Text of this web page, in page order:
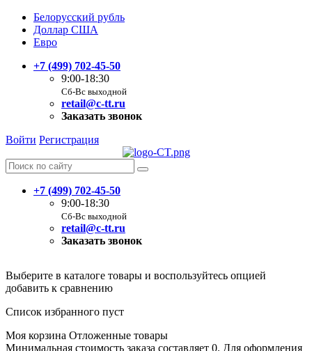
Белорусский рубль
Доллар США
Евро
+7 (499) 702-45-50
9:00-18:30
Сб-Вс выходной
retail@c-tt.ru
Заказать звонок
Войти Регистрация
+7 (499) 702-45-50
9:00-18:30
Сб-Вс выходной
retail@c-tt.ru
Заказать звонок
Выберите в каталоге товары и воспользуйтесь опцией
добавить к сравнению
Список избранного пуст
Моя корзина Отложенные товары
Минимальная стоимость заказа составляет 0. Для оформления